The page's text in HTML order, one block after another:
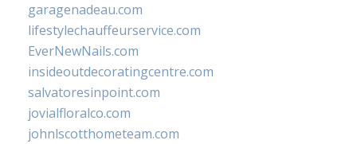
garagenadeau.com
lifestylechauffeurservice.com
EverNewNails.com
insideoutdecoratingcentre.com
salvatoresinpoint.com
jovialfloralco.com
johnlscotthometeam.com